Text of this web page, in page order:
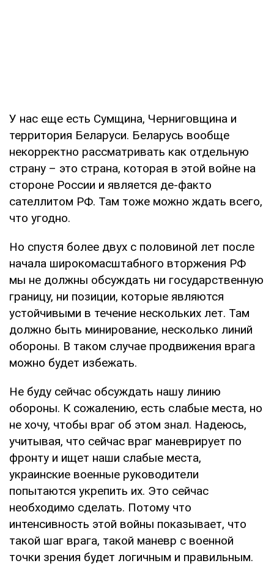
У нас еще есть Сумщина, Черниговщина и
территория Беларуси. Беларусь вообще
некорректно рассматривать как отдельную
страну – это страна, которая в этой войне на
стороне России и является де-факто
сателлитом РФ. Там тоже можно ждать всего,
что угодно.
Но спустя более двух с половиной лет после
начала широкомасштабного вторжения РФ
мы не должны обсуждать ни государственную
границу, ни позиции, которые являются
устойчивыми в течение нескольких лет. Там
должно быть минирование, несколько линий
обороны. В таком случае продвижения врага
можно будет избежать.
Не буду сейчас обсуждать нашу линию
обороны. К сожалению, есть слабые места, но
не хочу, чтобы враг об этом знал. Надеюсь,
учитывая, что сейчас враг маневрирует по
фронту и ищет наши слабые места,
украинские военные руководители
попытаются укрепить их. Это сейчас
необходимо сделать. Потому что
интенсивность этой войны показывает, что
такой шаг врага, такой маневр с военной
точки зрения будет логичным и правильным.